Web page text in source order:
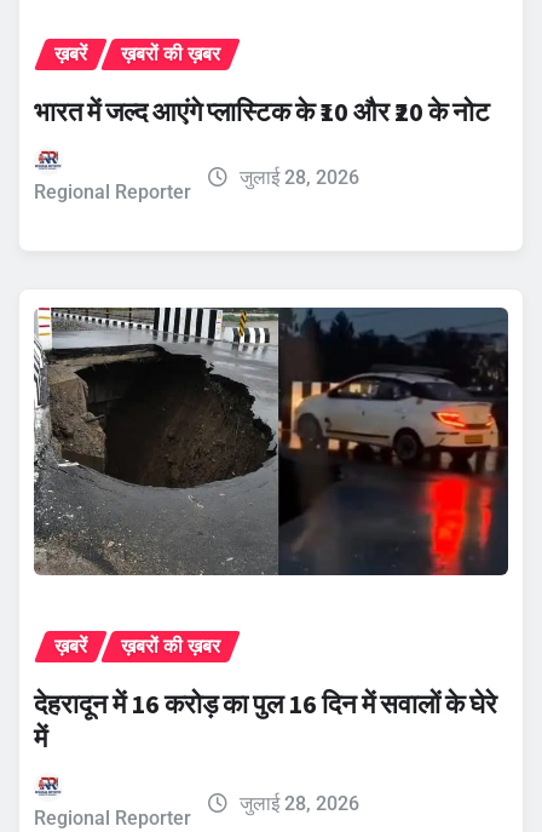
ख़बरें ख़बरों की ख़बर
भारत में जल्द आएंगे प्लास्टिक के ₹10 और ₹20 के नोट
Regional Reporter
जुलाई 28, 2026
ख़बरें ख़बरों की ख़बर
देहरादून में 16 करोड़ का पुल 16 दिन में सवालों के घेरे
में
Regional Reporter
जुलाई 28, 2026